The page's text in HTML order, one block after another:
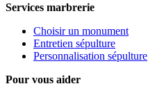
Services marbrerie
Choisir un monument
Entretien sépulture
Personnalisation sépulture
Pour vous aider